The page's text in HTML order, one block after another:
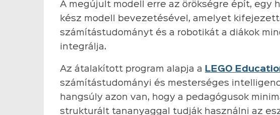
A megújult modell erre az örökségre épít, egy
kész modell bevezetésével, amelyet
számítástudományt és a robotikát a diákok
integrálja.
Az átalakított program alapja a LEGO
számítástudományi és mesterséges
hangsúly azon van, hogy a pedagógusok
strukturált tananyaggal tudják használni az